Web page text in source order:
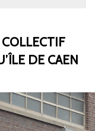
COLLECTIF
DE CAEN